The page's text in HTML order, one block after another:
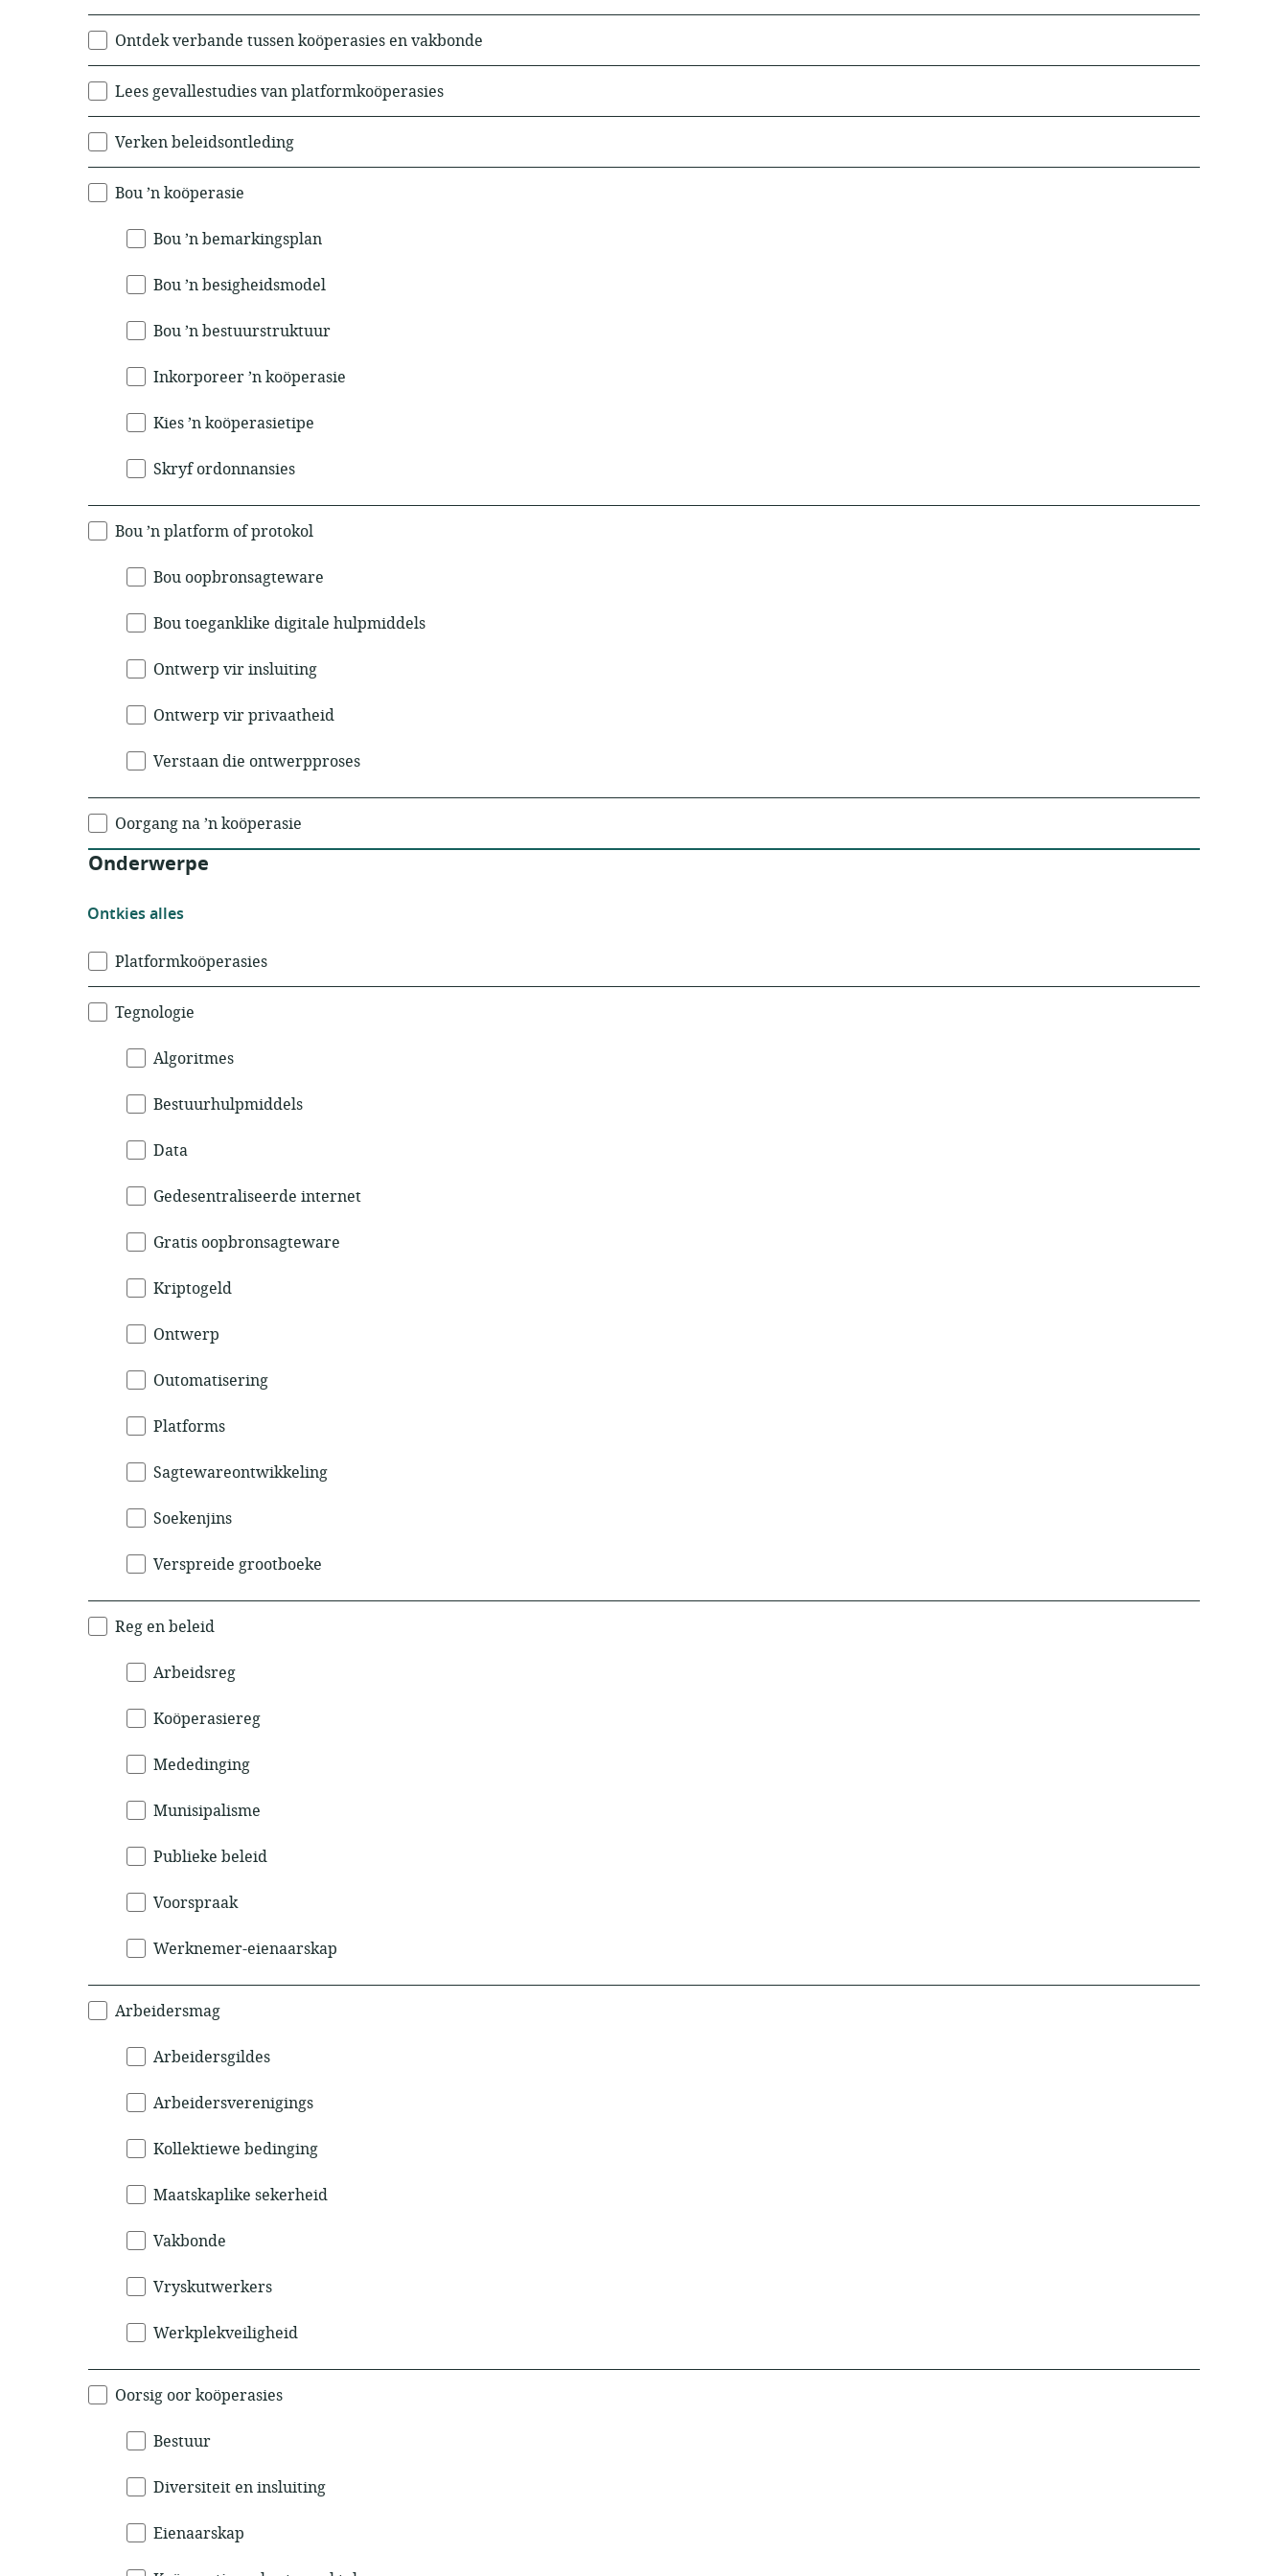
Ontdek verbande tussen koöperasies en vakbonde
Lees gevallestudies van platformkoöperasies
Verken beleidsontleding
Bou ’n koöperasie
Bou ’n bemarkingsplan
Bou ’n besigheidsmodel
Bou ’n bestuurstruktuur
Inkorporeer ’n koöperasie
Kies ’n koöperasietipe
Skryf ordonnansies
Bou ’n platform of protokol
Bou oopbronsagteware
Bou toeganklike digitale hulpmiddels
Ontwerp vir insluiting
Ontwerp vir privaatheid
Verstaan die ontwerpproses
Oorgang na ’n koöperasie
Onderwerpe
Ontkies allesOntkies
Onderwerpe
Platformkoöperasies
Tegnologie
Algoritmes
Bestuurhulpmiddels
Data
Gedesentraliseerde internet
Gratis oopbronsagteware
Kriptogeld
Ontwerp
Outomatisering
Platforms
Sagtewareontwikkeling
Soekenjins
Verspreide grootboeke
Reg en beleid
Arbeidsreg
Koöperasiereg
Mededinging
Munisipalisme
Publieke beleid
Voorspraak
Werknemer-eienaarskap
Arbeidersmag
Arbeidersgildes
Arbeidersverenigings
Kollektiewe bedinging
Maatskaplike sekerheid
Vakbonde
Vryskutwerkers
Werkplekveiligheid
Oorsig oor koöperasies
Bestuur
Diversiteit en insluiting
Eienaarskap